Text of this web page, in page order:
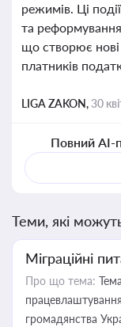
режимів. Ці
та
що створює
платників
LIGA ZAKON,30
Повний AI-
Теми, які
Міграційні
Про що тема:
громадянства